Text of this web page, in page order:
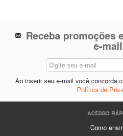
Receba promoções
e-
Ao inserir seu e-mail você concorda
Política de
ACESSO
Como